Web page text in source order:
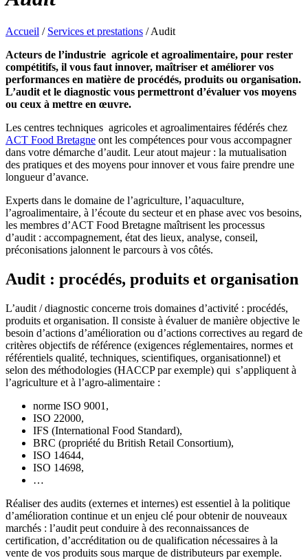
Accueil / Services et prestations /Audit
Acteurs de l’industrie agricole et agroalimentaire, pour rester
compétitifs, il vous faut innover, maîtriser et améliorer vos
performances en matière de procédés, produits ou organisation.
L’audit et le diagnostic vous permettront d’évaluer vos moyens
ou ceux à mettre en œuvre.
Les centres techniques agricoles et agroalimentaires fédérés chez
ACT Food Bretagne ont les compétences pour vous accompagner
dans votre démarche d’audit. Leur atout majeur : la mutualisation
des pratiques et des moyens pour innover et vous faire prendre une
longueur d’avance.
Experts dans le domaine de l’agriculture, l’aquaculture,
l’agroalimentaire, à l’écoute du secteur et en phase avec vos besoins,
les membres d’ACT Food Bretagne maîtrisent les processus
d’audit : accompagnement, état des lieux, analyse, conseil,
préconisations jalonnent le parcours à vos côtés.
Audit : procédés, produits et organisation
L’audit / diagnostic concerne trois domaines d’activité : procédés,
produits et organisation. Il consiste à évaluer de manière objective le
besoin d’actions d’amélioration ou d’actions correctives au regard de
critères objectifs de référence (exigences réglementaires, normes et
référentiels qualité, techniques, scientifiques, organisationnel) et
selon des méthodologies (HACCP par exemple) qui s’appliquent à
l’agriculture et à l’agro-alimentaire :
norme ISO 9001,
ISO 22000,
IFS (International Food Standard),
BRC (propriété du British Retail Consortium),
ISO 14644,
ISO 14698,
…
Réaliser des audits (externes et internes) est essentiel à la politique
d’amélioration continue et un enjeu clé pour obtenir de nouveaux
marchés : l’audit peut conduire à des reconnaissances de
certification, d’accréditation ou de qualification nécessaires à la
vente de vos produits sous marque de distributeurs par exemple.